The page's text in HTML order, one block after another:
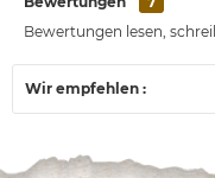
Bewertungen lesen,
Wir empfehlen :